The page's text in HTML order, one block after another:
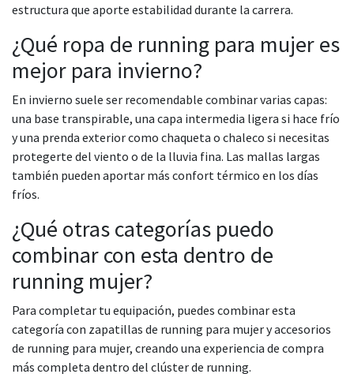
estructura que aporte estabilidad durante la carrera.
¿Qué ropa de running para mujer es
mejor para invierno?
En invierno suele ser recomendable combinar varias capas:
una base transpirable, una capa intermedia ligera si hace frío
y una prenda exterior como chaqueta o chaleco si necesitas
protegerte del viento o de la lluvia fina. Las mallas largas
también pueden aportar más confort térmico en los días
fríos.
¿Qué otras categorías puedo
combinar con esta dentro de
running mujer?
Para completar tu equipación, puedes combinar esta
categoría con zapatillas de running para mujer y accesorios
de running para mujer, creando una experiencia de compra
más completa dentro del clúster de running.